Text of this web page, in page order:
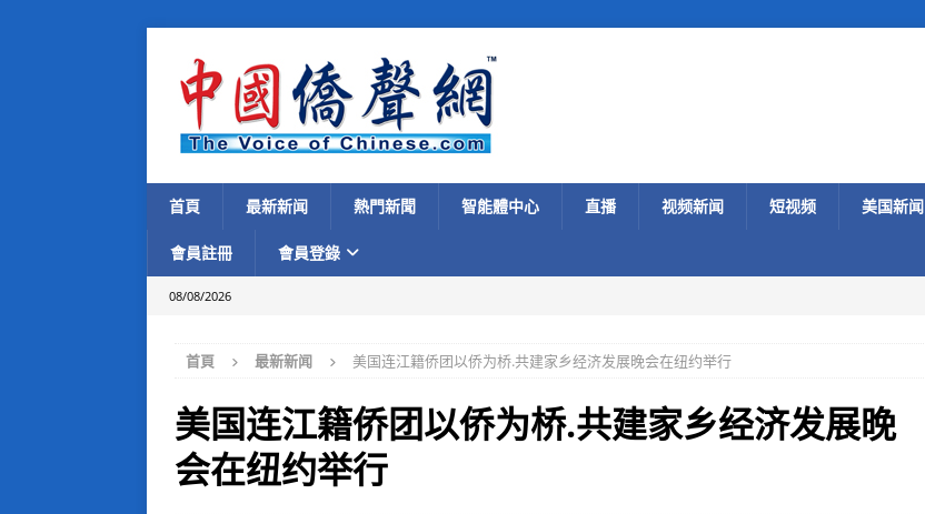
首頁 最新新闻 熱門新聞 智能體中心 直播 视频新闻 短视频 美国新闻
會員註冊 會員登錄
08/08/2026
首頁 最新新闻 美国连江籍侨团以侨为桥.共建家乡经济发展晚会在纽约举行
美国连江籍侨团以侨为桥.共建家乡经济发展晚
会在纽约举行